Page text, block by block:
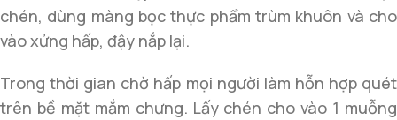
chén, dùng màng bọc thực phẩm trùm khuôn và cho
vào xửng hấp, đậy nắp lại.
Trong thời gian chờ hấp mọi người làm hỗn hợp quét
trên bề mặt mắm chưng. Lấy chén cho vào 1 muỗng